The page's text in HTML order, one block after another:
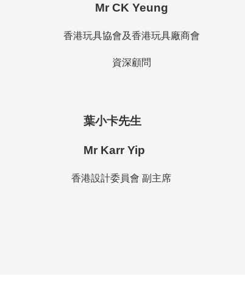
Mr CK Yeung
香港玩具協會及香港玩具廠商會
資深顧問
葉小卡先生
Mr Karr Yip
香港設計委員會 副主席